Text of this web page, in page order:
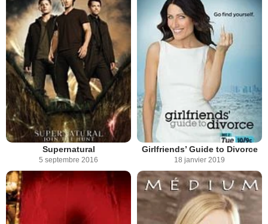
Supernatural
5 septembre 2016
Girlfriends’ Guide to Divorce
18 janvier 2019